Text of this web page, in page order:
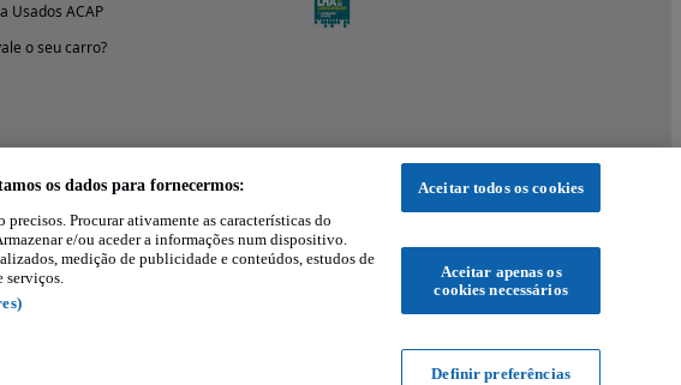
Usados ACAP
o seu carro?
os dados para fornecermos:
Procurar ativamente as características do
e/ou aceder a informações num dispositivo.
medição de publicidade e conteúdos, estudos de
serviços.
Aceitar todos os cookies
Aceitar apenas os
cookies necessários
Definir preferências